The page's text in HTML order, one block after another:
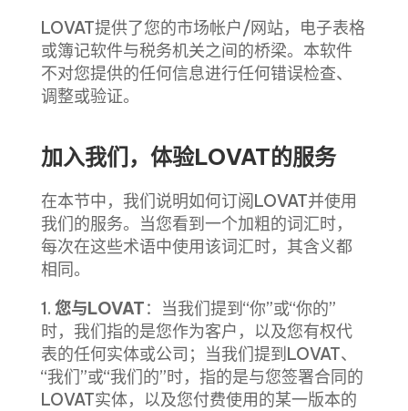
LOVAT提供了您的市场帐户/网站，电子表格
或簿记软件与税务机关之间的桥梁。本软件
不对您提供的任何信息进行任何错误检查、
调整或验证。
加入我们，体验LOVAT的服务
在本节中，我们说明如何订阅LOVAT并使用
我们的服务。当您看到一个加粗的词汇时，
每次在这些术语中使用该词汇时，其含义都
相同。
1. 您与LOVAT：当我们提到“你”或“你的”
时，我们指的是您作为客户，以及您有权代
表的任何实体或公司；当我们提到LOVAT、
“我们”或“我们的”时，指的是与您签署合同的
LOVAT实体，以及您付费使用的某一版本的